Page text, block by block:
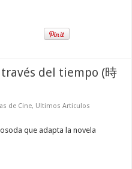
del tiempo (時
de Cine, Ultimos Articulos
que adapta la novela